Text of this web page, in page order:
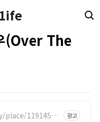
(Over The
11914527
광고